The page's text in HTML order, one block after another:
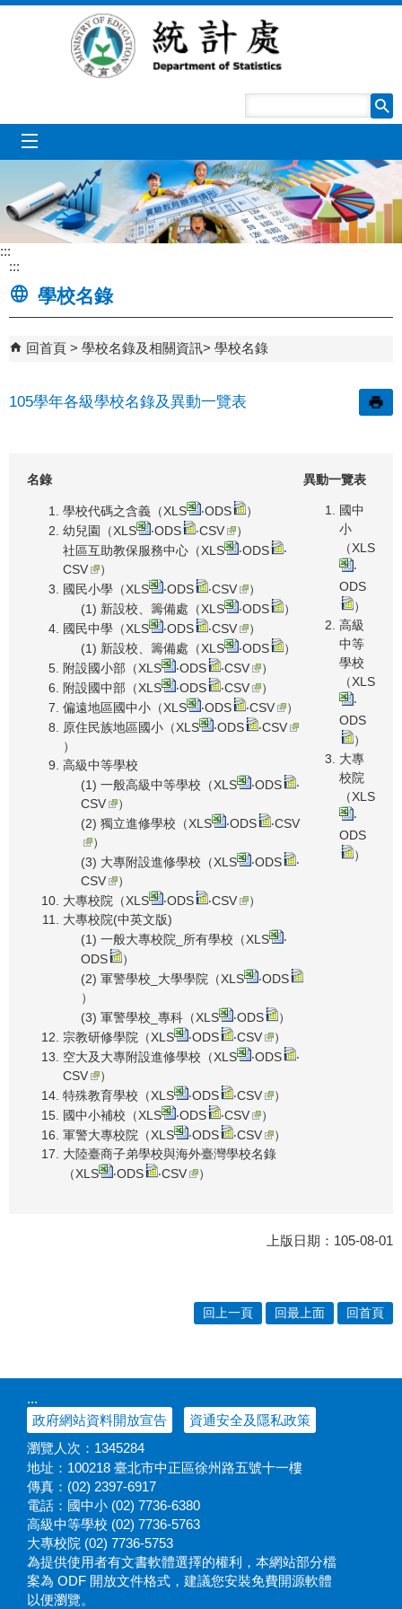
跳到主要內容區塊
:::
:::
學校名錄
回首頁 學校名錄及相關資訊 學校名錄
105學年各級學校名錄及異動一覽表
名錄
學校代碼之含義（XLS ‧ODS
）
幼兒園（XLS ‧ODS ‧CSV
）
社區互助教保服務中心（XLS ‧ODS
‧
CSV
）
國民小學（XLS ‧ODS ‧CSV
）
(1) 新設校、籌備處（XLS ‧ODS
）
國民中學（XLS ‧ODS ‧CSV
）
(1) 新設校、籌備處（XLS ‧ODS
）
附設國小部（XLS ‧ODS ‧CSV
）
附設國中部（XLS ‧ODS ‧CSV
）
偏遠地區國中小（XLS ‧ODS ‧CSV
）
原住民族地區國小（XLS ‧ODS ‧CSV
）
高級中等學校
(1) 一般高級中等學校（XLS ‧ODS
‧
CSV
）
(2) 獨立進修學校（XLS ‧ODS ‧CSV
）
(3) 大專附設進修學校（XLS ‧ODS
‧
CSV
）
大專校院（XLS ‧ODS ‧CSV
）
大專校院(中英文版)
(1) 一般大專校院_所有學校（XLS
‧
ODS
）
(2) 軍警學校_大學學院（XLS ‧ODS
）
(3) 軍警學校_專科（XLS ‧ODS
）
宗教研修學院（XLS ‧ODS ‧CSV
）
空大及大專附設進修學校（XLS ‧ODS
‧
CSV
）
特殊教育學校（XLS ‧ODS ‧CSV
）
國中小補校（XLS ‧ODS ‧CSV
）
軍警大專校院（XLS ‧ODS ‧CSV
）
大陸臺商子弟學校與海外臺灣學校名錄
（XLS ‧ODS ‧CSV ）
異動一覽表
國中
小
（XLS
‧
ODS
）
高級
中等
學校
（XLS
‧
ODS
）
大專
校院
（XLS
‧
ODS
）
上版日期：105-08-01
回上一頁 回最上面 回首頁
:::
政府網站資料開放宣告
資通安全及隱私政策
瀏覽人次： 1345284
地址：100218 臺北市中正區徐州路五號十一樓
傳真：(02) 2397-6917
電話：國中小 (02) 7736-6380
高級中等學校 (02) 7736-5763
大專校院 (02) 7736-5753
為提供使用者有文書軟體選擇的權利，本網站部分檔
案為 ODF 開放文件格式，建議您安裝免費開源軟體
以便瀏覽。